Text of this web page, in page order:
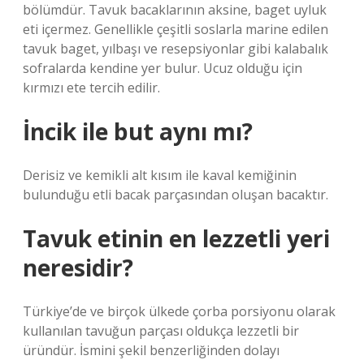
bölümdür. Tavuk bacaklarının aksine, baget uyluk
eti içermez. Genellikle çeşitli soslarla marine edilen
tavuk baget, yılbaşı ve resepsiyonlar gibi kalabalık
sofralarda kendine yer bulur. Ucuz olduğu için
kırmızı ete tercih edilir.
İncik ile but aynı mı?
Derisiz ve kemikli alt kısım ile kaval kemiğinin
bulunduğu etli bacak parçasından oluşan bacaktır.
Tavuk etinin en lezzetli yeri
neresidir?
Türkiye’de ve birçok ülkede çorba porsiyonu olarak
kullanılan tavuğun parçası oldukça lezzetli bir
üründür. İsmini şekil benzerliğinden dolayı